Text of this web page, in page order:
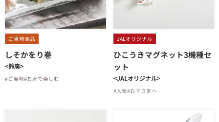
ご当地商品
しそかをり巻
<鈴廣>
#ご当地#お家で楽しむ
JALオリジナル
ひこうきマグネット3機種セ
ット
<JALオリジナル>
#人気#お子さまへ